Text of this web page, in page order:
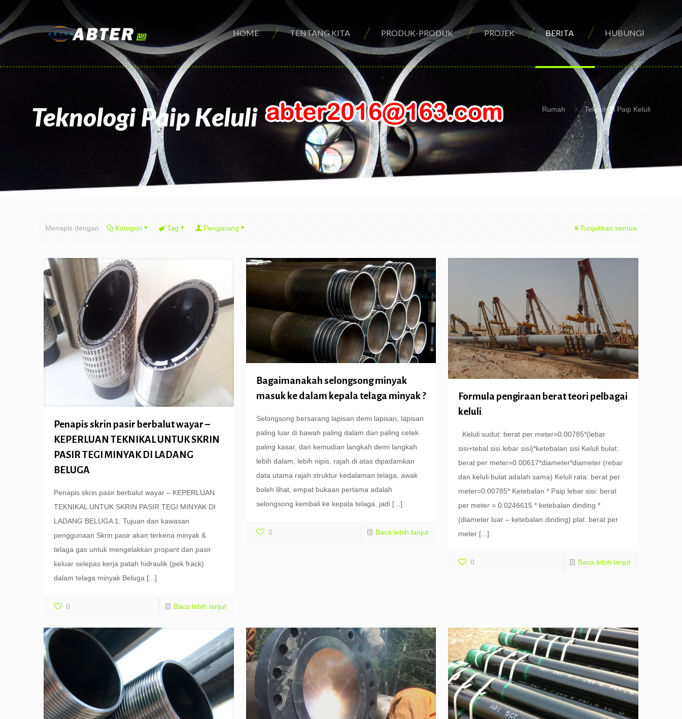
HOME TENTANG KITA PRODUK-PRODUK PROJEK BERITA HUBUNGI
Teknologi Paip Keluli Rumah Teknologi Paip Keluli
Menapis dengan Kategori Tag Pengarang Tunjukkan semua
Penapis skrin pasir berbalut wayar –
KEPERLUAN TEKNIKAL UNTUK SKRIN
PASIR TEGI MINYAK DI LADANG
BELUGA
Penapis skrin pasir berbalut wayar – KEPERLUAN
TEKNIKAL UNTUK SKRIN PASIR TEGI MINYAK DI
LADANG BELUGA 1. Tujuan dan kawasan
penggunaan Skrin pasir akan terkena minyak &
telaga gas untuk mengelakkan propant dan pasir
keluar selepas kerja patah hidraulik (pek frack)
dalam telaga minyak Beluga [...]
0 Baca lebih lanjut
Bagaimanakah selongsong minyak
masuk ke dalam kepala telaga minyak ?
Selongsong bersarang lapisan demi lapisan, lapisan
paling luar di bawah paling dalam dan paling cetek
paling kasar, dan kemudian langkah demi langkah
lebih dalam, lebih nipis, rajah di atas dipadamkan
data utama rajah struktur kedalaman telaga, awak
boleh lihat, empat bukaan pertama adalah
selongsong kembali ke kepala telaga, jadi[...]
0 Baca lebih lanjut
Formula pengiraan berat teori pelbagai
keluli
Keluli sudut: berat per meter=0.00785*(lebar
sisi+tebal sisi lebar sisi)*ketebalan sisi Keluli bulat:
berat per meter=0.00617*diameter*diameter (rebar
dan keluli bulat adalah sama) Keluli rata: berat per
meter=0.00785* Ketebalan * Paip lebar sisi: berat
per meter = 0.0246615 * ketebalan dinding *
(diameter luar – ketebalan dinding) plat: berat per
meter [...]
0 Baca lebih lanjut